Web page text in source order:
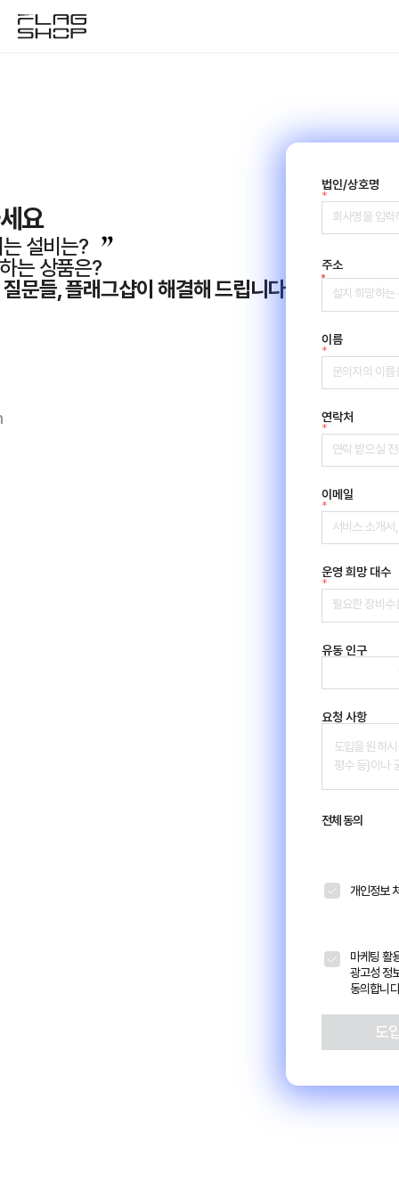
요
설비는?
는 상품은?
문들, 플래그샵이 해결해 드립니다
법인/상호명
*
주소
이름
*
연락처
*
이메일
*
운영 희망 대수
*
유동 인구
요청 사항
전체 동의
개인정보
마케팅 활
광고성 정
동의합니
도